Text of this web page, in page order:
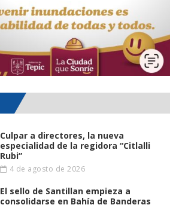
Culpar a directores, la nueva
especialidad de la regidora “Citlalli
Rubi”
4 de agosto de 2026
El sello de Santillan empieza a
consolidarse en Bahía de Banderas